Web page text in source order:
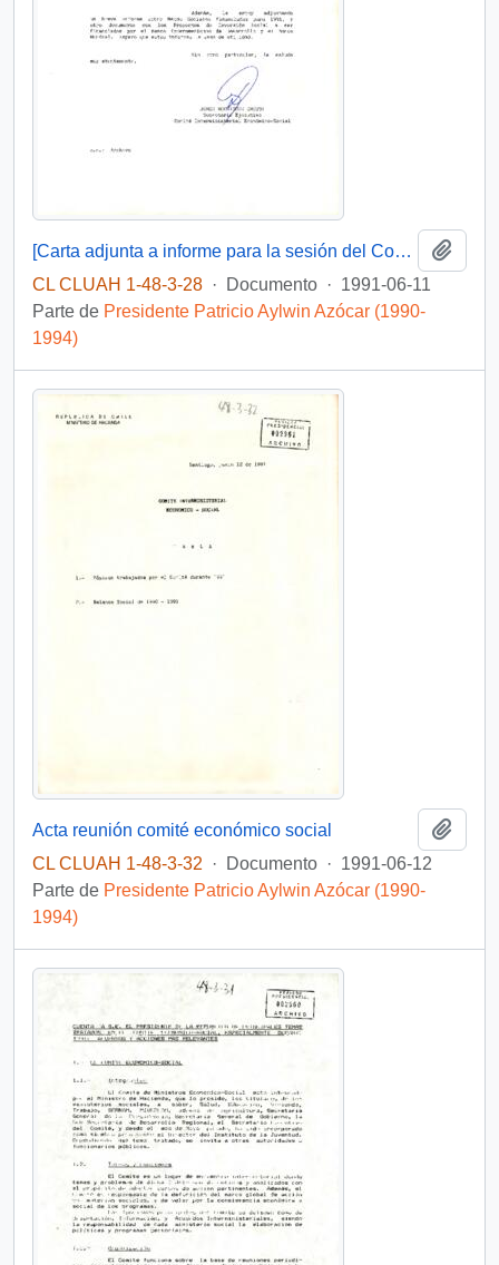
[Carta adjunta a informe para la sesión del Comité Económico Social]
CL CLUAH 1-48-3-28 · Documento · 1991-06-11
Parte de Presidente Patricio Aylwin Azócar (1990-
1994)
Acta reunión comité económico social
CL CLUAH 1-48-3-32
· Documento · 1991-06-12
Parte de Presidente Patricio Aylwin Azócar (1990-
1994)